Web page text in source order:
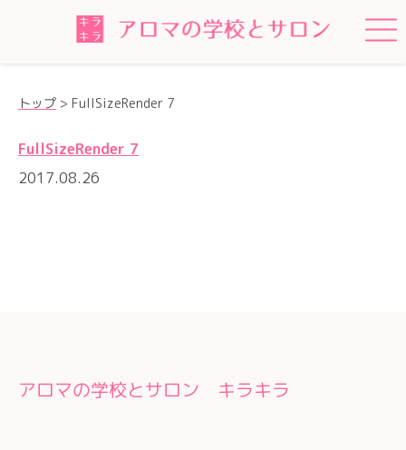
トップ > FullSizeRender 7
FullSizeRender 7
2017.08.26
アロマの学校とサロン キラキラ